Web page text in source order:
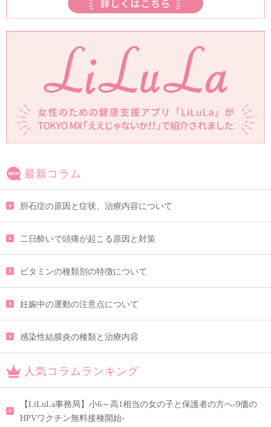
最新コラム
胆石症の原因と症状、治療内容について
二日酔いで頭痛が起こる原因と対策
ビタミンの種類別の特徴について
妊娠中の運動の注意点について
感染性結膜炎の種類と治療内容
人気コラムランキング
【LiLuLa事務局】小6～高1相当の女の子と保護者の方へ-9価の
HPVワクチン無料接種開始-